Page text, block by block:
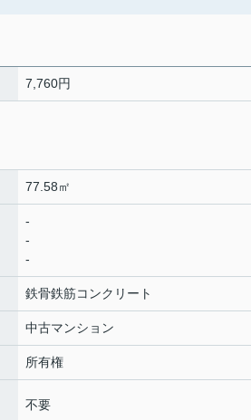
7,760円
77.58㎡
-
-
-
鉄骨鉄筋コンクリート
中古マンション
所有権
不要